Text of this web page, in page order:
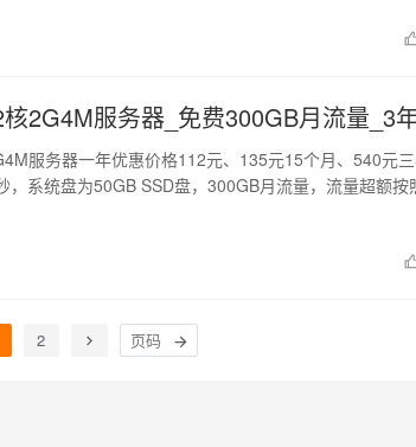
2G4M服务器_免费300GB月流量_3
服务器一年优惠价格112元、135元15个月、540元
，系统盘为50GB SSD盘，300GB月流量，流量超额
2